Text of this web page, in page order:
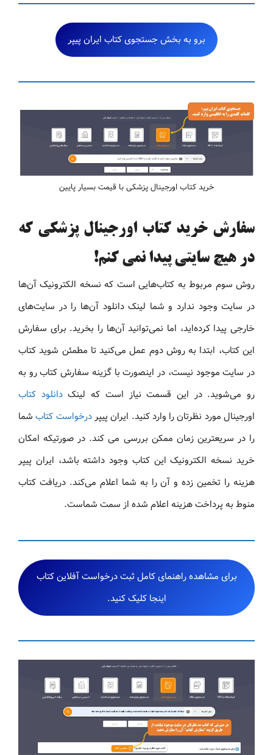
برو به بخش جستجوی کتاب ایران پیپر
خرید کتاب اورجینال پزشکی با قیمت بسیار پایین
سفارش خرید کتاب اورجینال پزشکی که
در هیچ سایتی پیدا نمی کنم!
روش سوم مربوط به کتاب‌هایی است که نسخه الکترونیک آن‌ها
در سایت وجود ندارد و شما لینک دانلود آن‌ها را در سایت‌های
خارجی پیدا کرده‌اید، اما نمی‌توانید آن‌ها را بخرید. برای سفارش
این کتاب، ابتدا به روش دوم عمل می‌کنید تا مطمئن شوید کتاب
در سایت موجود نیست، در اینصورت با گزینه سفارش کتاب رو به
رو می‌شوید. در این قسمت نیاز است که لینکدانلود کتاب
اورجینال مورد نظرتان را وارد کنید. ایران پیپردرخواست کتابشما
را در سریعترین زمان ممکن بررسی می کند. در صورتیکه امکان
خرید نسخه الکترونیک این کتاب وجود داشته باشد، ایران پیپر
هزینه را تخمین زده و آن را به شما اعلام می‌کند. دریافت کتاب
منوط به پرداخت هزینه اعلام شده از سمت شماست.
برای مشاهده راهنمای کامل ثبت درخواست آفلاین کتاب
اینجا کلیک کنید.